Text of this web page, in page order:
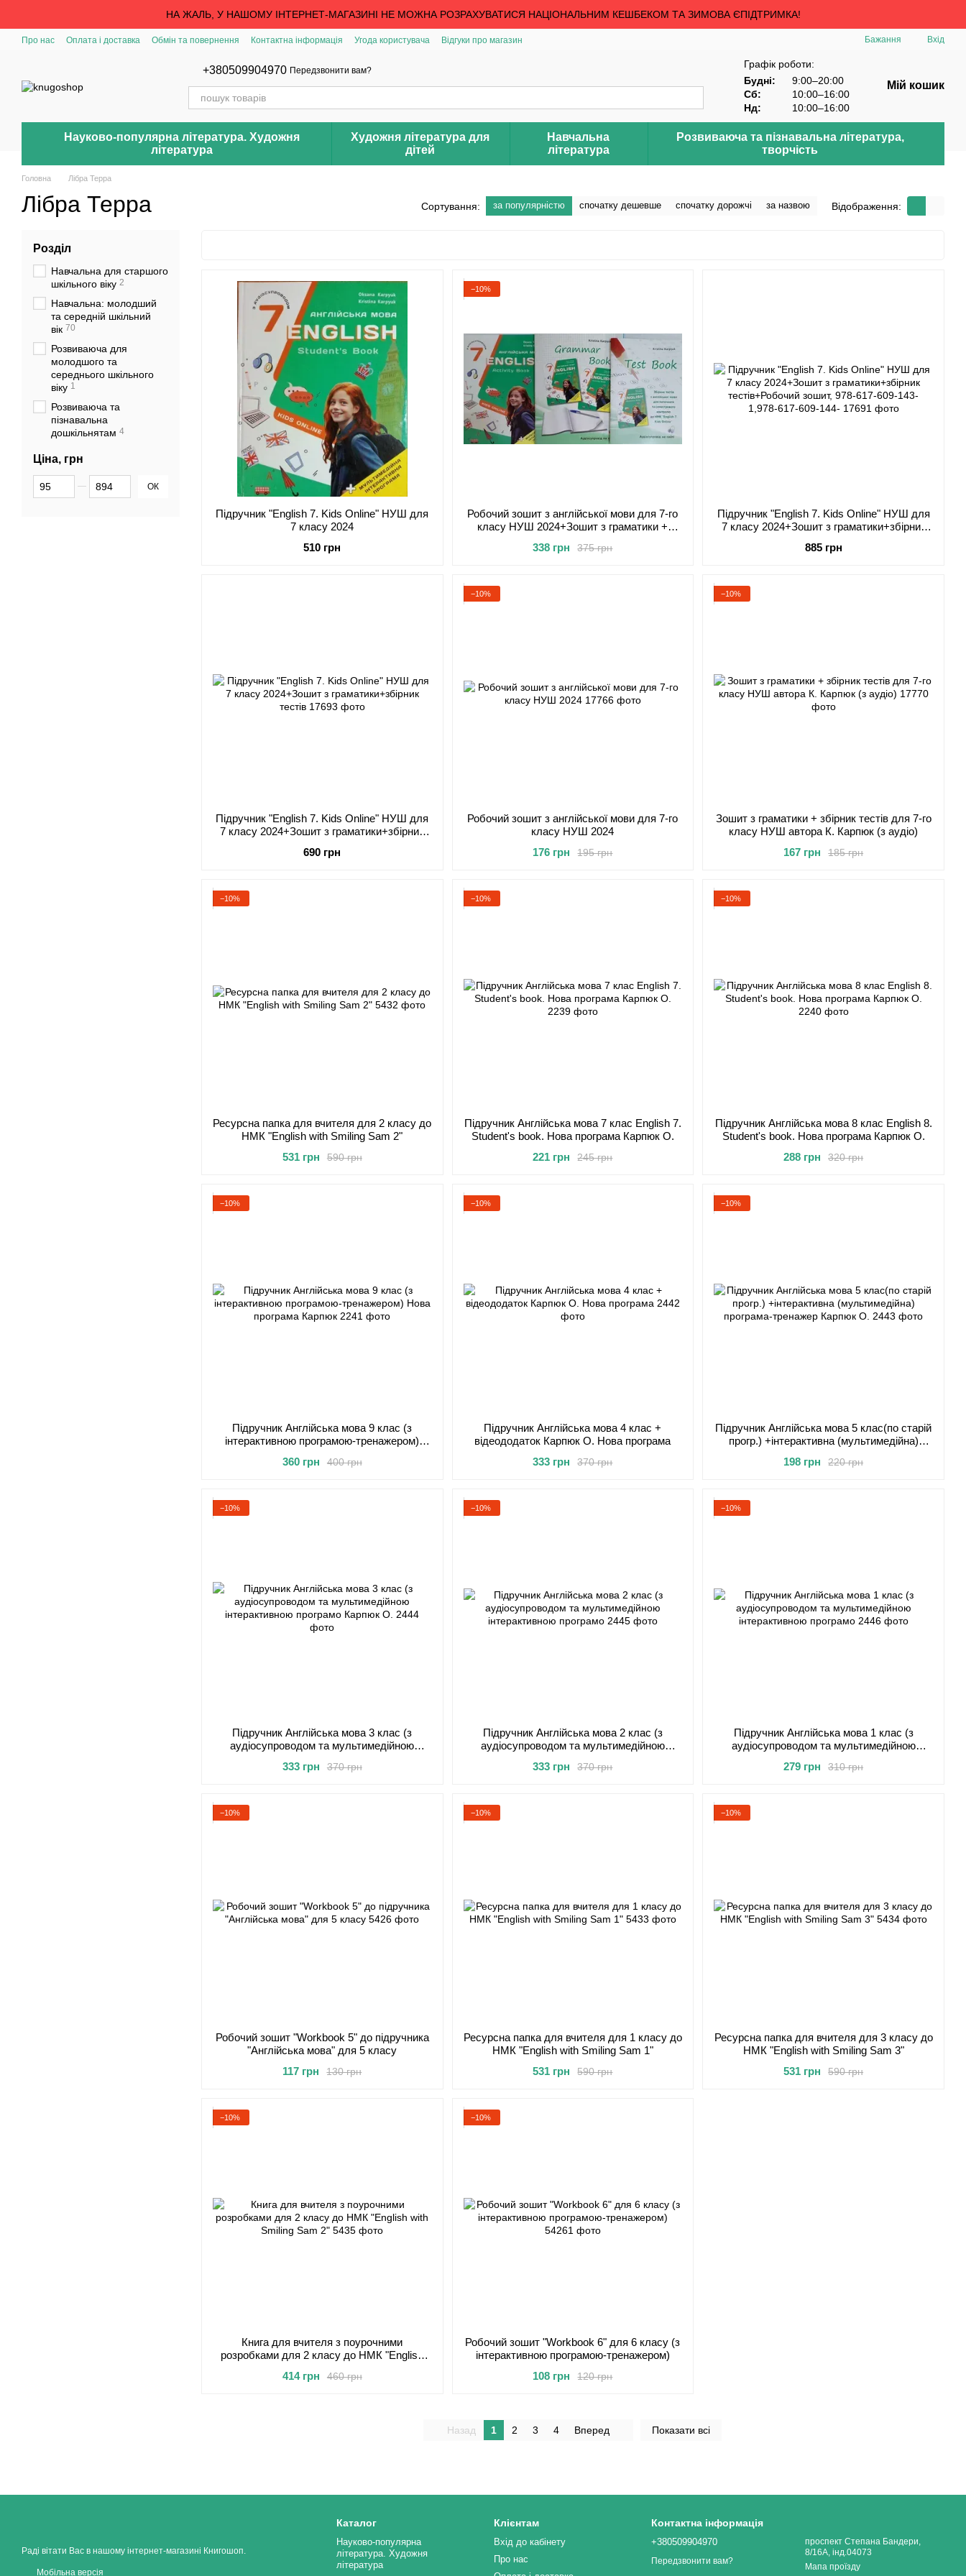
НА ЖАЛЬ, У НАШОМУ ІНТЕРНЕТ-МАГАЗИНІ НЕ МОЖНА РОЗРАХУВАТИСЯ НАЦІОНАЛЬНИМ КЕШБЕКОМ ТА ЗИМОВА ЄПІДТРИМКА!
Про нас Оплата і доставка Обмін та повернення Контактна інформація Угода користувача Відгуки про магазин Бажання Вхід
+380509904970 Передзвонити вам?
Графік роботи:
Будні:
9:00–20:00
Сб:
10:00–16:00
Нд:
10:00–16:00
Мій кошик
Науково-популярна література. Художня
література
Художня література для
дітей
Навчальна
література
Розвиваюча та пізнавальна література,
творчість
Головна Лібра Терра
Лібра Терра Сортування: за популярністю спочатку дешевше спочатку дорожчі за назвою Відображення:
Підручник "English 7. Kids Online" НУШ для
7 класу 2024
510 грн
−10%
Робочий зошит з англійської мови для 7-го
класу НУШ 2024+Зошит з граматики +
375 грн
338 грн
Підручник "English 7. Kids Online" НУШ для
7 класу 2024+Зошит з граматики+збірник
1,978-617-609-144-
885 грн
Підручник "English 7. Kids Online" НУШ для
7 класу 2024+Зошит з граматики+збірник
690 грн
−10%
Робочий зошит з англійської мови для 7-го
класу НУШ 2024
195 грн
176 грн
−10%
Зошит з граматики + збірник тестів для 7-го
класу НУШ автора К. Карпюк (з аудіо)
185 грн
167 грн
−10%
Ресурсна папка для вчителя для 2 класу до
НМК "English with Smiling Sam 2"
590 грн
531 грн
−10%
Підручник Англійська мова 7 клас English 7.
Student's book. Нова програма Карпюк О.
245 грн
221 грн
−10%
Підручник Англійська мова 8 клас English 8.
Student's book. Нова програма Карпюк О.
320 грн
288 грн
−10%
Підручник Англійська мова 9 клас (з
інтерактивною програмою-тренажером)
400 грн
360 грн
−10%
Підручник Англійська мова 4 клас +
відеододаток Карпюк О. Нова програма
370 грн
333 грн
−10%
Підручник Англійська мова 5 клас(по старій
прогр.) +інтерактивна (мультимедійна)
220 грн
198 грн
−10%
Підручник Англійська мова 3 клас (з
аудіосупроводом та мультимедійною
370 грн
333 грн
−10%
Підручник Англійська мова 2 клас (з
аудіосупроводом та мультимедійною
370 грн
333 грн
−10%
Підручник Англійська мова 1 клас (з
аудіосупроводом та мультимедійною
310 грн
279 грн
−10%
Робочий зошит "Workbook 5" до підручника
"Англійська мова" для 5 класу
130 грн
117 грн
−10%
Ресурсна папка для вчителя для 1 класу до
НМК "English with Smiling Sam 1"
590 грн
531 грн
−10%
Ресурсна папка для вчителя для 3 класу до
НМК "English with Smiling Sam 3"
590 грн
531 грн
−10%
Книга для вчителя з поурочними
розробками для 2 класу до НМК "English
460 грн
414 грн
−10%
Робочий зошит "Workbook 6" для 6 класу (з
інтерактивною програмою-тренажером)
120 грн
108 грн
Назад 1 2 3 4 Вперед Показати всі
Розділ
Навчальна для старшого
шкільного віку 2
Навчальна: молодший
та середній шкільний
вік 70
Розвиваюча для
молодшого та
середнього шкільного
віку 1
Розвиваюча та
пізнавальна
дошкільнятам 4
Ціна, грн
Від Ціна, грн
До Ціна, грн ОК
Раді вітати Вас в нашому інтернет-магазині Книгошоп.
Мобільна версія
Каталог
Науково-популярна
література. Художня
література
Клієнтам
Вхід до кабінету
Про нас
Контактна інформація
+380509904970
Передзвонити вам?
проспект Степана Бандери,
8/16А, інд.04073
Мапа проїзду